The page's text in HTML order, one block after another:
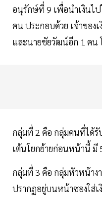
อนุรักษ์ที่ 9 เพื่อนำเงินไ
คน ประกอบด้วย เจ้าของ
และนายชัยวัฒน์อีก 1 คน
กลุ่มที่ 2 คือ กลุ่มคนที่ได้รั
เต้นโยกย้ายก่อนหน้านี้ มี
กลุ่มที่ 3 คือ กลุ่มหัวหน้าง
ปรากฏอยู่บนหน้าซองใส่